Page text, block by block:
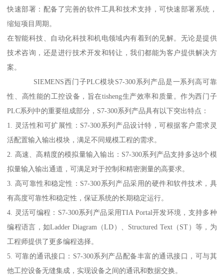
快速部署：配备了完善的软件工具和技术支持，可快速部署系统，
缩短项目周期。
在智能科技、自动化科技和机电领域内有着到的见解。无论是提供
技术咨询，还是进行技术开发和转让，我们都能为客户提供解决方
案。
SIEMENS西门子PLC模块S7-300系列产品是一系列高可靠
性、高性能的工控设备，旨在tisheng生产效率和质量。作为西门子
PLC系列中的重要组成部分，S7-300系列产品具有以下突出特点：
1. 灵活性和可扩展性：S7-300系列产品设计特，可根据客户需求灵
活配置输入输出模块，满足不同规模工程的需求。
2. 高速、高精度的模拟量输入输出：S7-300系列产品支持多达8个模
拟量输入输出通道，可满足对于控制和精密测量的高要求。
3. 高可靠性和稳定性：S7-300系列产品采用的硬件和软件技术，具
有高度可靠性和稳定性，保证系统的长期稳定运行。
4. 灵活可编程：S7-300系列产品采用TIA Portal开发环境，支持多种
编程语言，如Ladder Diagram（LD）、Structured Text（ST）等，为
工程师提供了更多编程选择。
5. 可靠的通讯接口：S7-300系列产品配备丰富的通讯接口，可与其
他工控设备无缝集成，实现设备之间的通讯和数据交换。